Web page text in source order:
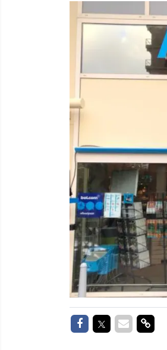
Delen opDelen op
Delen